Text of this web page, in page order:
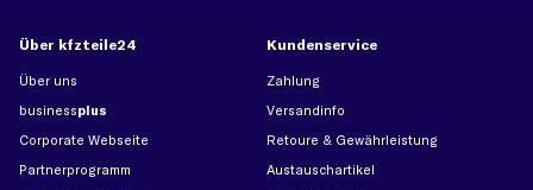
Über kfzteile24
Über uns
businessplus
Corporate Webseite
Partnerprogramm
Kundenservice
Zahlung
Versandinfo
Retoure & Gewährleistung
Austauschartikel